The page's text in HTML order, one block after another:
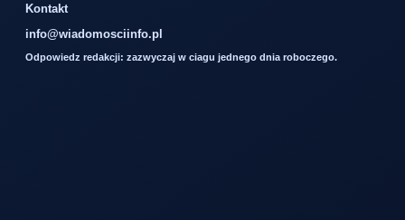
Kontakt
info@wiadomosciinfo.pl
Odpowiedz redakcji: zazwyczaj w ciagu jednego dnia roboczego.